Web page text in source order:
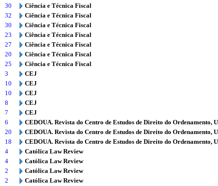
30
Ciência e Técnica Fiscal
32
Ciência e Técnica Fiscal
30
Ciência e Técnica Fiscal
23
Ciência e Técnica Fiscal
27
Ciência e Técnica Fiscal
20
Ciência e Técnica Fiscal
25
Ciência e Técnica Fiscal
3
CEJ
10
CEJ
10
CEJ
8
CEJ
7
CEJ
6
CEDOUA. Revista do Centro de Estudos de Direito do Ordenamento,
20
CEDOUA. Revista do Centro de Estudos de Direito do Ordenamento,
18
CEDOUA. Revista do Centro de Estudos de Direito do Ordenamento,
4
Católica Law Review
4
Católica Law Review
2
Católica Law Review
2
Católica Law Review